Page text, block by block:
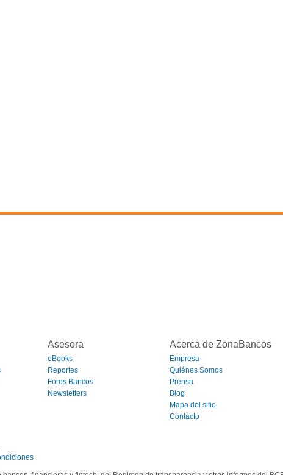
Asesora
eBooks
Reportes
Foros Bancos
Newsletters
Acerca de ZonaBancos
Empresa
Quiénes Somos
Prensa
Blog
Mapa del sitio
Contacto